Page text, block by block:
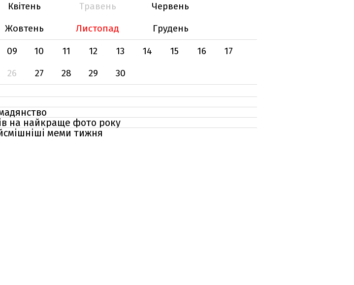
Квітень Травень
Червень
Жовтень Листопад
Грудень
09 10 11 12 13 14 15 16
17
26 27 28 29 30
на найкраще фото року
меми тижня